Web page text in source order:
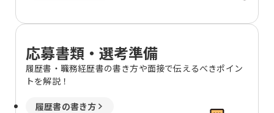
応募書類・選考準備
履歴書・職務経歴書の書き方や面接で伝えるべきポイン
トを解説！
履歴書の書き方